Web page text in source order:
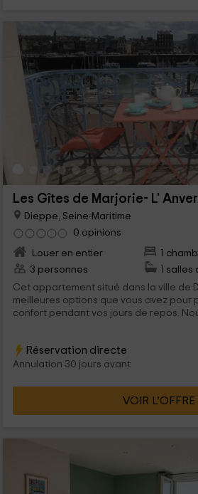
Les Gîtes de Marjorie- L'
Dieppe, Seine-Maritime
0 opinions
Louer en entier
1
3 personnes
1 salles
Cet appartement situé dans la ville de
meilleures options que vous avez pour
confort pendant vos jours de repos. Nous avons de la place
hébergement avec vue directe sur le
Réservation directe
Annulation 30 jours avant
VOIR L’OFFRE